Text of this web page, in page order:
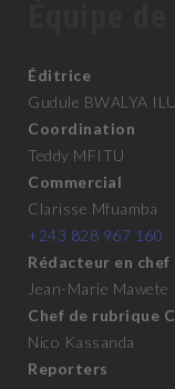
Éditrice
Gudule BWALYA
Coordination
Teddy MFITU
Commercial
Clarisse Mfuamba
+243 828 967 160
Rédacteur en chef
Jean-Marie Mawete
Chef de rubrique
Nico Kassanda
Reporters